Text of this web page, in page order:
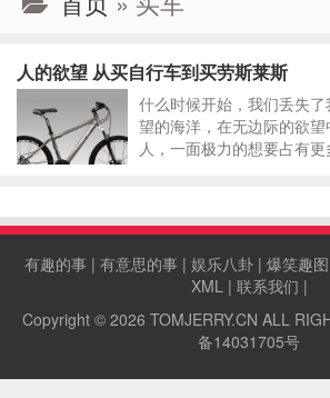
人的欲望 从买自行车到买劳斯莱斯
什么时候开始，我们丢失
望的海洋，在无边际的欲
人，一面极力的想要占有更
有趣的事 | 有意思的事 | 娱乐八卦 | 爆笑趣图
XML| 联系我们 |
Copyright © 2026 TOMJERRY.CN ALL
备14031705号